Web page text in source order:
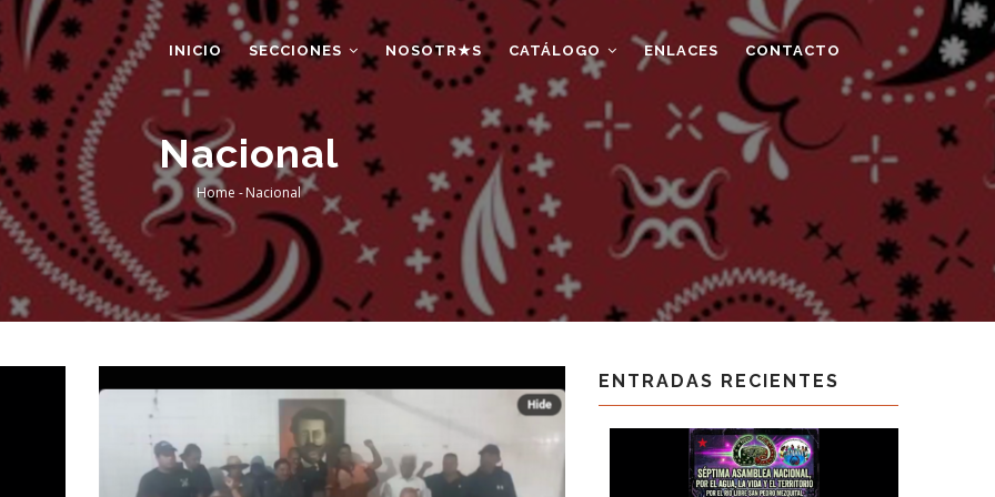
INICIO SECCIONES NOSOTR★S CATÁLOGO ENLACES CONTACTO
Nacional
Breadcrumb
Home -Nacional
ENTRADAS RECIENTES